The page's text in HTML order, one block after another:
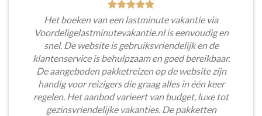
Het boeken van een lastminute vakantie via
Voordeligelastminutevakantie.nl is eenvoudig en
snel. De website is gebruiksvriendelijk en de
klantenservice is behulpzaam en goed bereikbaar.
De aangeboden pakketreizen op de website zijn
handig voor reizigers die graag alles in één keer
regelen. Het aanbod varieert van budget, luxe tot
gezinsvriendelijke vakanties. De pakketten